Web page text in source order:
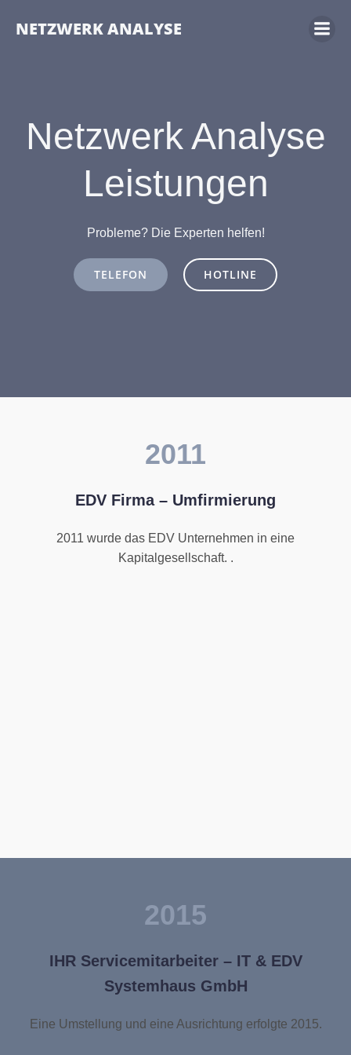
NETZWERK ANALYSE
Netzwerk Analyse
Leistungen
Probleme? Die Experten helfen!
TELEFON HOTLINE
2011
EDV Firma – Umfirmierung
2011 wurde das EDV Unternehmen in eine
Kapitalgesellschaft. .
2015
IHR Servicemitarbeiter – IT & EDV
Systemhaus GmbH
Eine Umstellung und eine Ausrichtung erfolgte 2015.